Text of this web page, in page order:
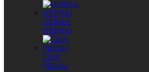
GERDA
(ГЕРДА)
CISA
(ЧИЗА)